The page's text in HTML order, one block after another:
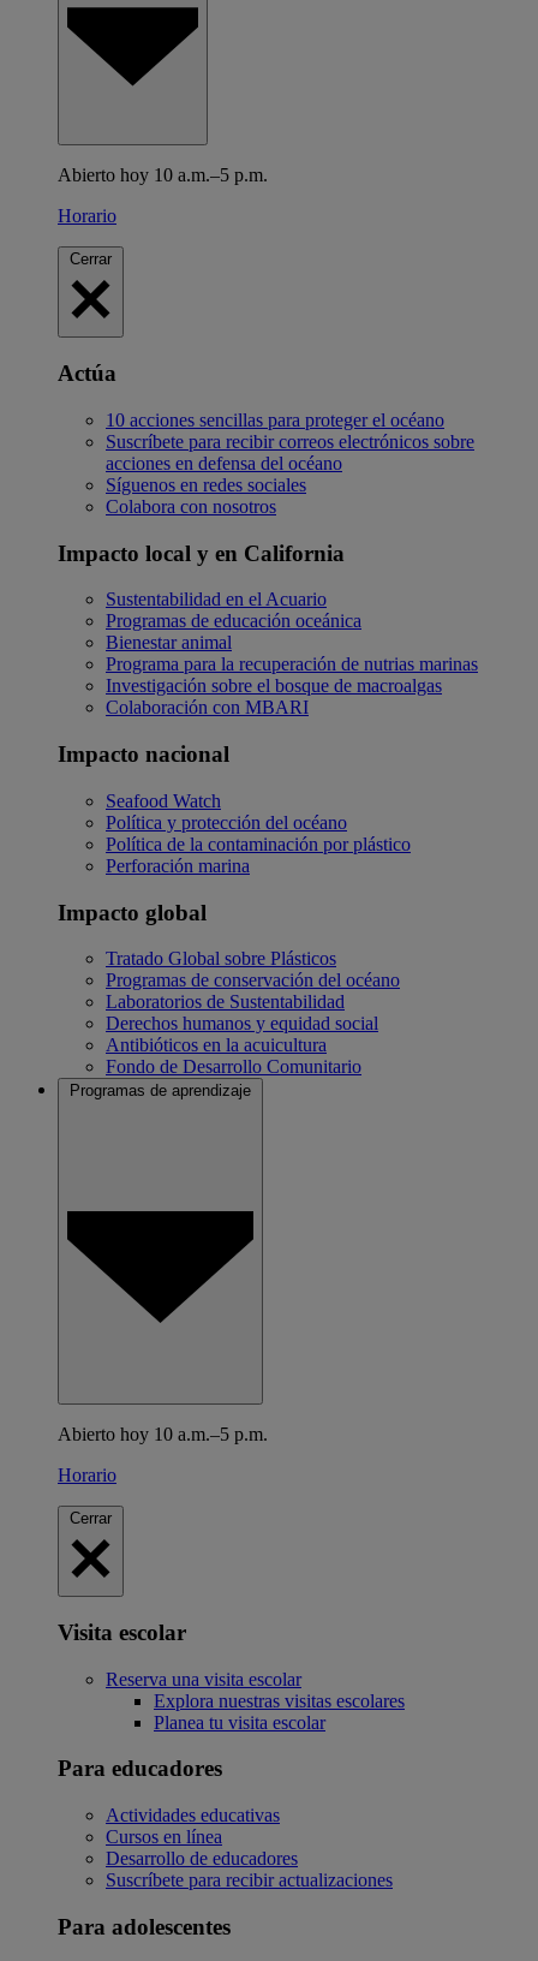
Abierto hoy 10 a.m.–5 p.m.
Horario
Cerrar
Actúa
10 acciones sencillas para proteger el océano
Suscríbete para recibir correos electrónicos sobre
acciones en defensa del océano
Síguenos en redes sociales
Colabora con nosotros
Impacto local y en California
Sustentabilidad en el Acuario
Programas de educación oceánica
Bienestar animal
Programa para la recuperación de nutrias marinas
Investigación sobre el bosque de macroalgas
Colaboración con MBARI
Impacto nacional
Seafood Watch
Política y protección del océano
Política de la contaminación por plástico
Perforación marina
Impacto global
Tratado Global sobre Plásticos
Programas de conservación del océano
Laboratorios de Sustentabilidad
Derechos humanos y equidad social
Antibióticos en la acuicultura
Fondo de Desarrollo Comunitario
Programas de aprendizaje
Abierto hoy 10 a.m.–5 p.m.
Horario
Cerrar
Visita escolar
Reserva una visita escolar
Explora nuestras visitas escolares
Planea tu visita escolar
Para educadores
Actividades educativas
Cursos en línea
Desarrollo de educadores
Suscríbete para recibir actualizaciones
Para adolescentes